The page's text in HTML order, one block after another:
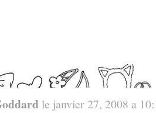
le janvier 27, 2008 a